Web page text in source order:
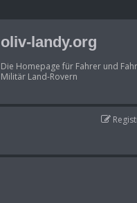
oliv-landy.org
Die Homepage für Fahrer und
Militär Land-Rovern